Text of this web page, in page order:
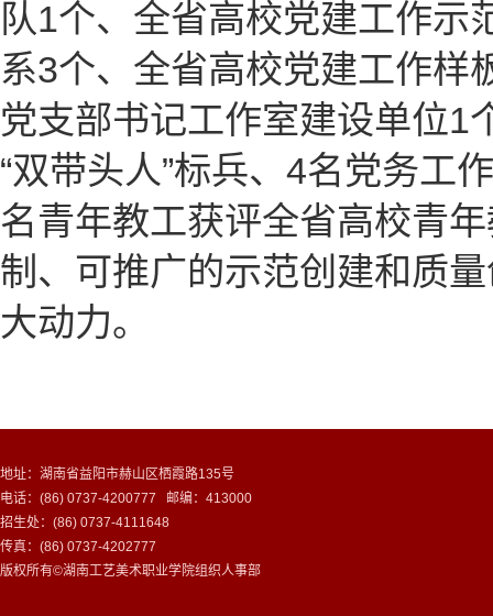
队1个、全省高校党建工作示
系3个、全省高校党建工作样
党支部书记工作室建设单位1
“双带头人”标兵、4名党务工
名青年教工获评全省高校青
制、可推广的示范创建和质
大动力。
地址：湖南省益阳市赫山区栖霞路135号
电话：(86) 0737-4200777 邮编：413000
招生处：(86) 0737-4111648
传真：(86) 0737-4202777
版权所有©湖南工艺美术职业学院组织人事部